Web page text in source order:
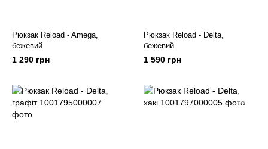
Рюкзак Reload - Amega,
бежевий
1 290 грн
Рюкзак Reload - Delta,
бежевий
1 590 грн